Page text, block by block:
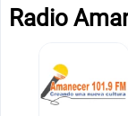
Radio